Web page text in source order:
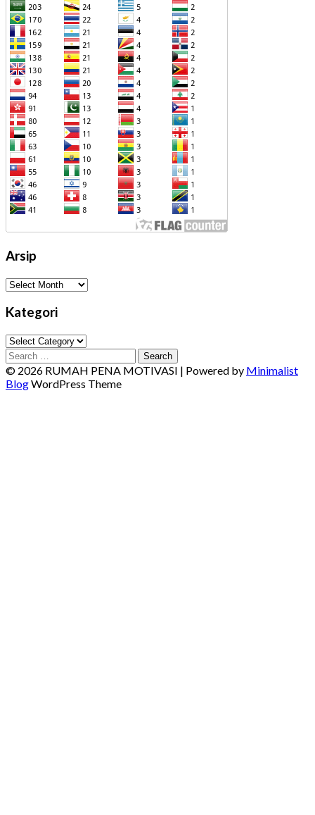
Arsip
Arsip
Kategori
Kategori
Search
for:
© 2026 RUMAH PENA MOTIVASI | Powered by Minimalist
BlogWordPress Theme